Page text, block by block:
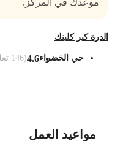
موعدك في المركز.
كير كلينك
حي الخضراء4.6
(
146تعليق )
مواعيد العمل